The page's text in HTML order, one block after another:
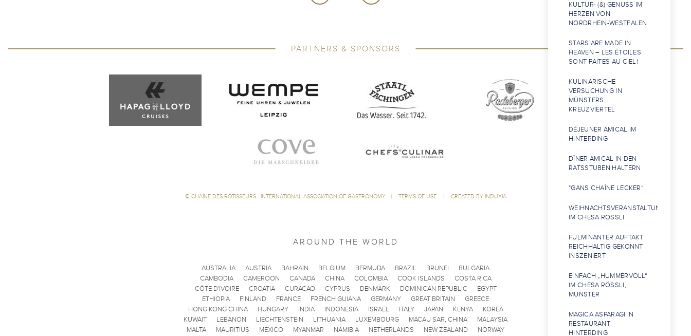
KULTUR- (&) GENUSS IM
HERZEN VON
NORDRHEIN-WESTFALEN
STARS ARE MADE IN
HEAVEN – LES ÉTOILES
SONT FAITES AU CIEL!
KULINARISCHE
VERSUCHUNG IN
MÜNSTERS
KREUZVIERTEL
DÉJEUNER AMICAL IM
HINTERDING
DÎNER AMICAL IN DEN
RATSSTUBEN HALTERN
"GANS CHAÎNE LECKER“
WEIHNACHTSVERANSTALTUNG
IM CHESA RÖSSLI
FULMINANTER AUFTAKT
REICHHALTIG GEKONNT
INSZENIERT
EINFACH „HUMMERVOLL“
IM CHESA RÖSSLI,
MÜNSTER
MAGICA ASPARAGI IN
RESTAURANT
HINTERDING
PARTNERS & SPONSORS
© CHAÎNE DES RÔTISSEURS - INTERNATIONAL ASSOCIATION OF GASTRONOMY | TERMS OF USE | CREATED BY INDUXIA
AROUND THE WORLD
AUSTRALIA AUSTRIA BAHRAIN BELGIUM BERMUDA BRAZIL BRUNEI
BULGARIA
CAMBODIA
CAMEROON CANADA CHINA COLOMBIA COOK ISLANDS
COSTA RICA
CÔTE D'IVOIRE
CROATIA CURACAO CYPRUS DENMARK DOMINICAN REPUBLIC
EGYPT
ETHIOPIA
FINLAND FRANCE FRENCH GUIANA GERMANY GREAT BRITAIN
GREECE
HONG KONG CHINA
HUNGARY INDIA INDONESIA ISRAEL ITALY JAPAN KENYA
KOREA
KUWAIT
LEBANON LIECHTENSTEIN LITHUANIA LUXEMBOURG MACAU SAR, CHINA
MALAYSIA
MALTA
MAURITIUS MEXICO MYANMAR NAMIBIA NETHERLANDS NEW ZEALAND
NORWAY